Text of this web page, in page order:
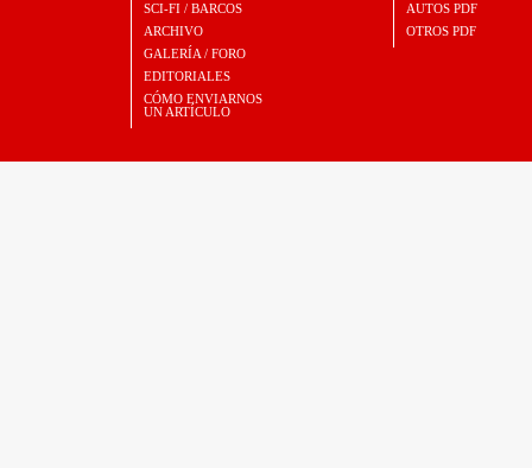
SCI-FI / BARCOS
ARCHIVO
GALERÍA / FORO
EDITORIALES
CÓMO ENVIARNOS
UN ARTÍCULO
AUTOS PDF
OTROS PDF